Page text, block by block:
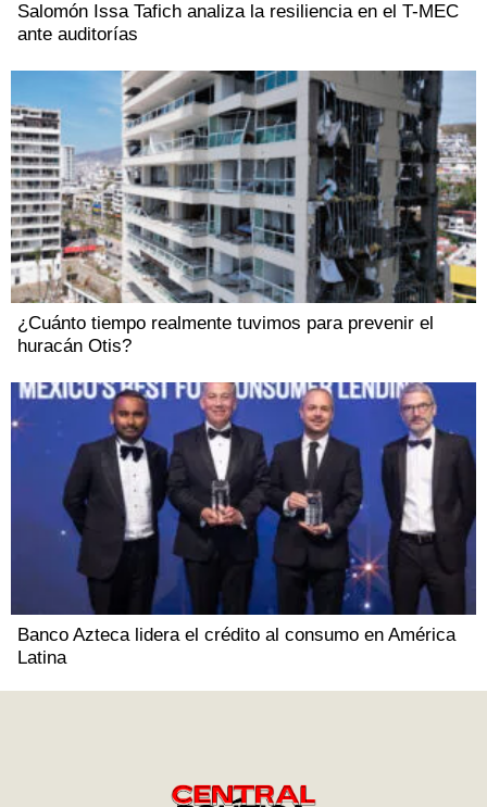
Salomón Issa Tafich analiza la resiliencia en el T-MEC
ante auditorías
¿Cuánto tiempo realmente tuvimos para prevenir el
huracán Otis?
Banco Azteca lidera el crédito al consumo en América
Latina